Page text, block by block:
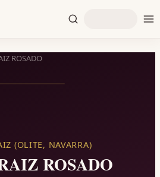
ROSADO
(OLITE, NAVARRA)
ROSADO